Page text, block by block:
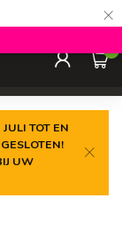
×
0
TOT EN
UW